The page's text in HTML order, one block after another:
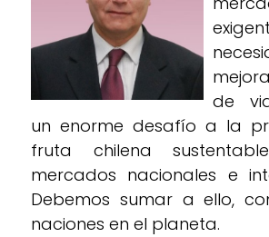
de
un enorme desafío a la
fruta chilena
mercados nacionales e
Debemos sumar a ello,
naciones en el planeta.